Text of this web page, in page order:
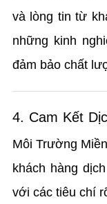
và lòng tin từ
những kinh
đảm bảo chất
4. Cam Kết
Môi Trường
khách hàng
với các tiêu chí